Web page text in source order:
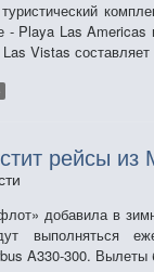
- Playa Las
Vistas
рейсы
добавила в
выполняться
A330-300.